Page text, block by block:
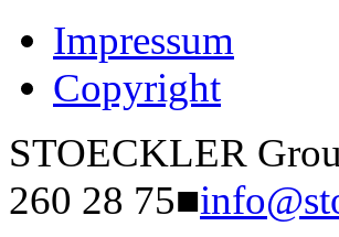
Impressum
Copyright
STOECKLER
260 28 75■